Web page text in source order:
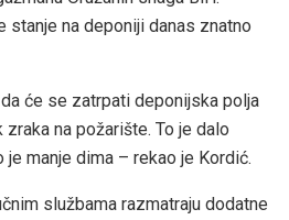
stanje na deponiji danas znatno
će se zatrpati deponijska polja
na požarište. To je dalo
manje dima – rekao je Kordić.
službama razmatraju dodatne